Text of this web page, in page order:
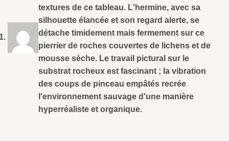
textures de ce tableau. L'hermine, avec sa
silhouette élancée et son regard alerte, se
détache timidement mais fermement sur ce
pierrier de roches couvertes de lichens et de
mousse sèche. Le travail pictural sur le
substrat rocheux est fascinant ; la vibration
des coups de pinceau empâtés recrée
l'environnement sauvage d'une manière
hyperréaliste et organique.